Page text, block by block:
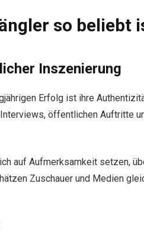
so beliebt
Inszenierung
Erfolg ist ihre
öffentlichen Auftritte
auf Aufmerksamkeit setzen,
Zuschauer und Medien